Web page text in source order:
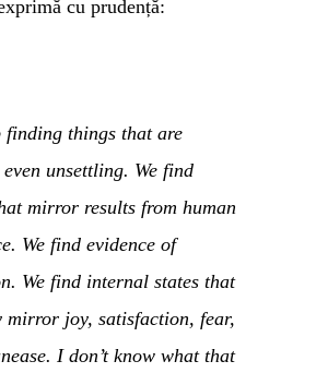
cu prudență:
finding things that are
unsettling. We find
mirror results from human
We find evidence of
We find internal states that
mirror joy, satisfaction, fear,
I don’t know what that